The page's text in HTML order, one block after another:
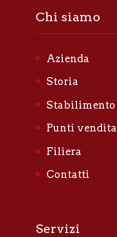
Chi siamo
Azienda
Storia
Stabilimento
Punti vendita
Filiera
Contatti
Servizi